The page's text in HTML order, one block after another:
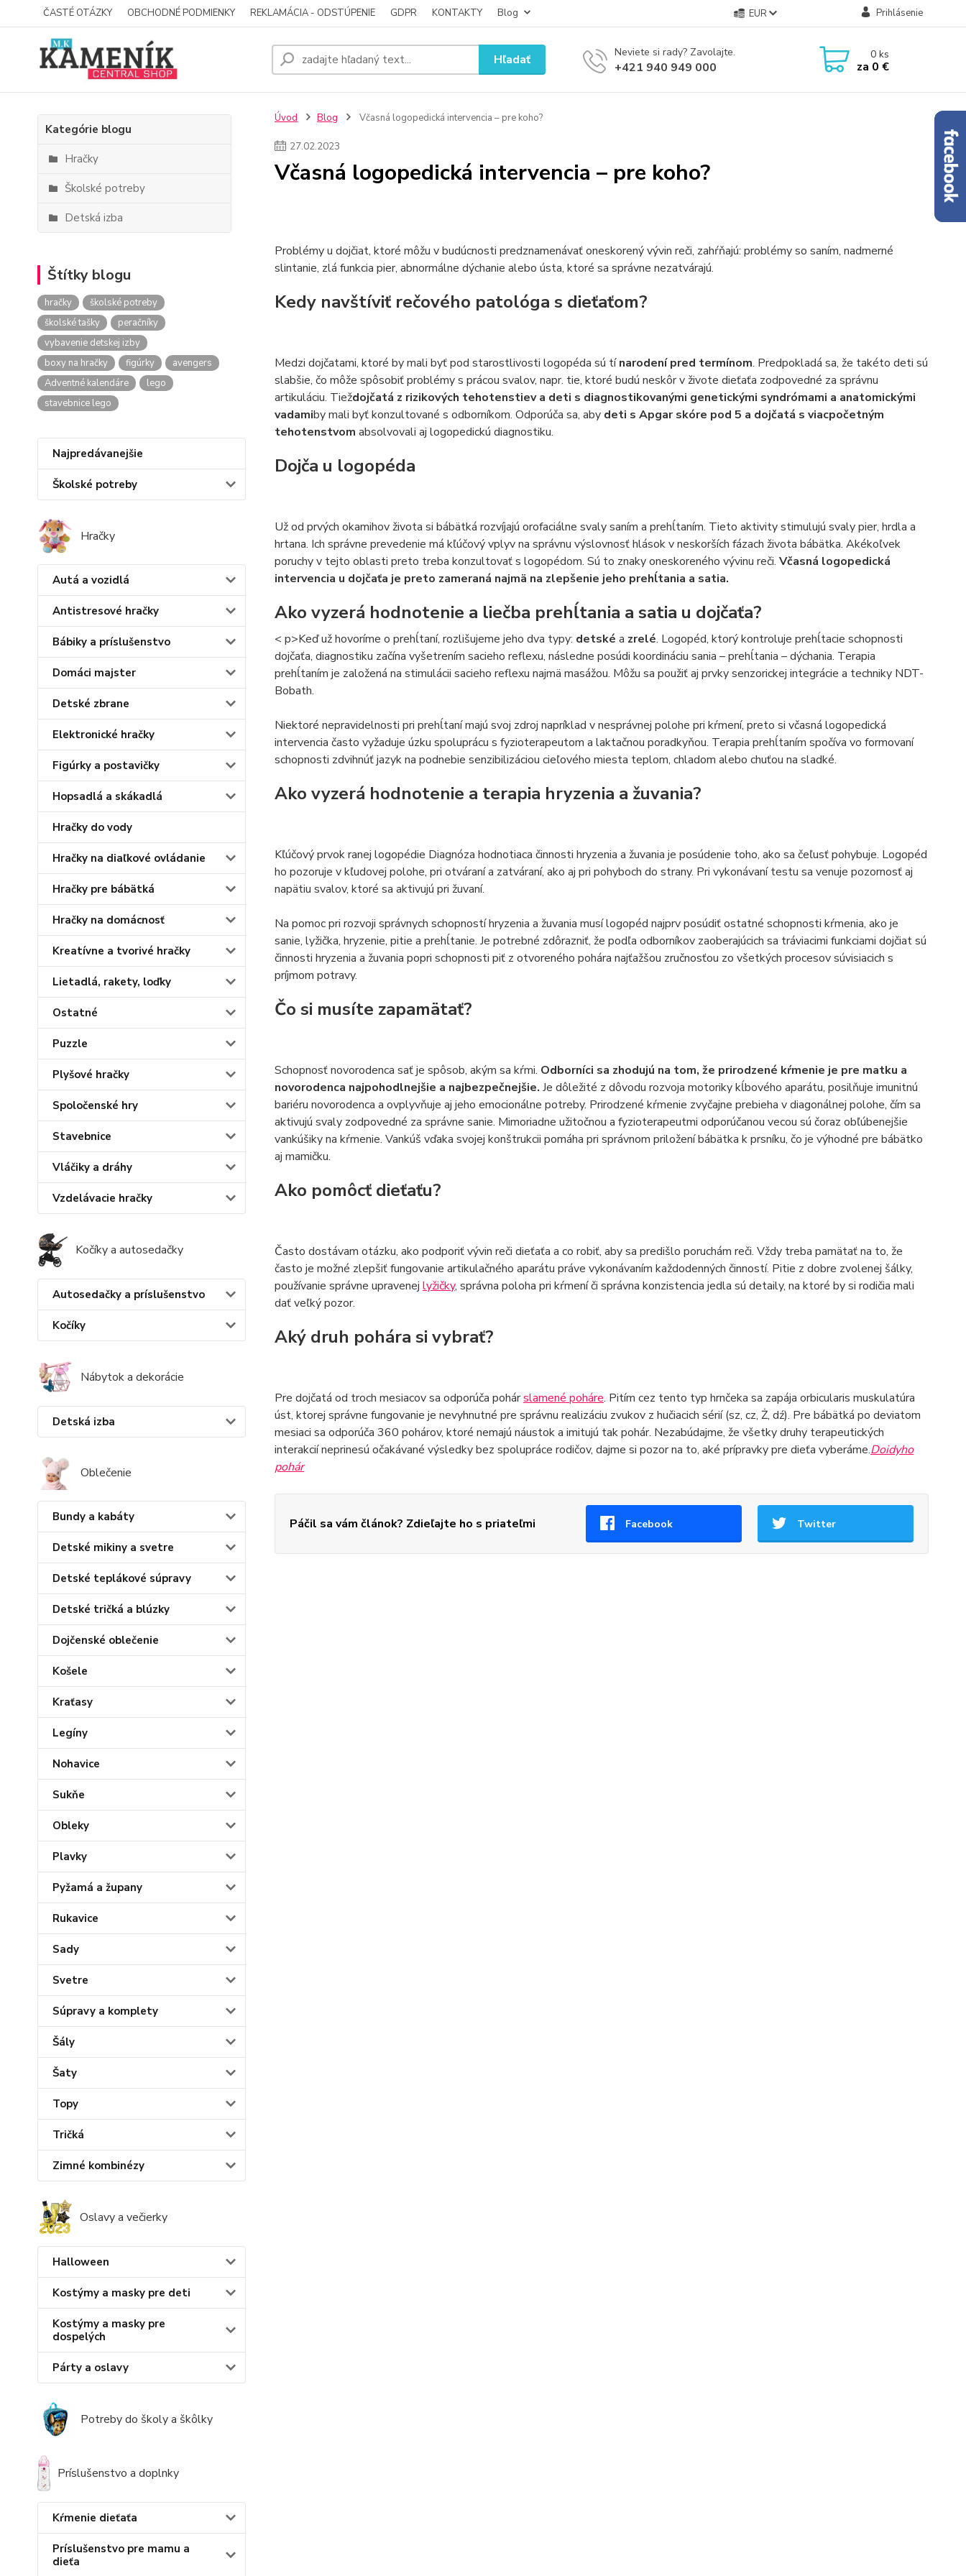
ČASTÉ OTÁZKY OBCHODNÉ PODMIENKY REKLAMÁCIA - ODSTÚPENIE GDPR KONTAKTY Blog EUR Prihlásenie
Hľadať Neviete si rady? Zavolajte.
+421 940 949 000
0ks
za 0 €
Kategórie blogu
Hračky
Školské potreby
Detská izba
Štítky blogu
hračky
školské potreby
školské tašky
peračníky
vybavenie detskej izby
boxy na hračky
figúrky
avengers
Adventné kalendáre
lego
stavebnice lego
Najpredávanejšie
Školské potreby
Hračky
Autá a vozidlá
Antistresové hračky
Bábiky a príslušenstvo
Domáci majster
Detské zbrane
Elektronické hračky
Figúrky a postavičky
Hopsadlá a skákadlá
Hračky do vody
Hračky na diaľkové ovládanie
Hračky pre bábätká
Hračky na domácnosť
Kreatívne a tvorivé hračky
Lietadlá, rakety, loďky
Ostatné
Puzzle
Plyšové hračky
Spoločenské hry
Stavebnice
Vláčiky a dráhy
Vzdelávacie hračky
Kočíky a autosedačky
Autosedačky a príslušenstvo
Kočíky
Nábytok a dekorácie
Detská izba
Oblečenie
Bundy a kabáty
Detské mikiny a svetre
Detské teplákové súpravy
Detské tričká a blúzky
Dojčenské oblečenie
Košele
Kraťasy
Legíny
Nohavice
Sukňe
Obleky
Plavky
Pyžamá a župany
Rukavice
Sady
Svetre
Súpravy a komplety
Šály
Šaty
Topy
Tričká
Zimné kombinézy
Oslavy a večierky
Halloween
Kostýmy a masky pre deti
Kostýmy a masky pre
dospelých
Párty a oslavy
Potreby do školy a škôlky
Príslušenstvo a doplnky
Kŕmenie dieťaťa
Príslušenstvo pre mamu a
dieťa
Úvod Blog Včasná logopedická intervencia – pre koho?
27.02.2023
Včasná logopedická intervencia – pre koho?
Problémy u dojčiat, ktoré môžu v budúcnosti predznamenávať oneskorený vývin reči, zahŕňajú: problémy so saním, nadmerné
slintanie, zlá funkcia pier, abnormálne dýchanie alebo ústa, ktoré sa správne nezatvárajú.
Kedy navštíviť rečového patológa s dieťaťom?
Medzi dojčatami, ktoré by mali byť pod starostlivosti logopéda sú tínarodení pred termínom. Predpokladá sa, že takéto deti sú
slabšie, čo môže spôsobiť problémy s prácou svalov, napr. tie, ktoré budú neskôr v živote dieťaťa zodpovedné za správnu
artikuláciu. Tieždojčatá z rizikových tehotenstiev a deti s diagnostikovanými genetickými syndrómami a anatomickými
vadamiby mali byť konzultované s odborníkom. Odporúča sa, aby deti s Apgar skóre pod 5 a dojčatá s viacpočetným
tehotenstvom absolvovali aj logopedickú diagnostiku.
Dojča u logopéda
Už od prvých okamihov života si bábätká rozvíjajú orofaciálne svaly saním a prehĺtaním. Tieto aktivity stimulujú svaly pier, hrdla a
hrtana. Ich správne prevedenie má kľúčový vplyv na správnu výslovnosť hlások v neskorších fázach života bábätka. Akékoľvek
poruchy v tejto oblasti preto treba konzultovať s logopédom. Sú to znaky oneskoreného vývinu reči. Včasná logopedická
intervencia u dojčaťa je preto zameraná najmä na zlepšenie jeho prehĺtania a satia.
Ako vyzerá hodnotenie a liečba prehĺtania a satia u dojčaťa?
< p>Keď už hovoríme o prehĺtaní, rozlišujeme jeho dva typy: detské a zrelé. Logopéd, ktorý kontroluje prehĺtacie schopnosti
dojčaťa, diagnostiku začína vyšetrením sacieho reflexu, následne posúdi koordináciu sania – prehĺtania – dýchania. Terapia
prehĺtaním je založená na stimulácii sacieho reflexu najmä masážou. Môžu sa použiť aj prvky senzorickej integrácie a techniky NDT-
Bobath.
Niektoré nepravidelnosti pri prehĺtaní majú svoj zdroj napríklad v nesprávnej polohe pri kŕmení, preto si včasná logopedická
intervencia často vyžaduje úzku spoluprácu s fyzioterapeutom a laktačnou poradkyňou. Terapia prehĺtaním spočíva vo formovaní
schopnosti zdvihnúť jazyk na podnebie senzibilizáciou cieľového miesta teplom, chladom alebo chuťou na sladké.
Ako vyzerá hodnotenie a terapia hryzenia a žuvania?
Kľúčový prvok ranej logopédie Diagnóza hodnotiaca činnosti hryzenia a žuvania je posúdenie toho, ako sa čeľusť pohybuje. Logopéd
ho pozoruje v kľudovej polohe, pri otváraní a zatváraní, ako aj pri pohyboch do strany. Pri vykonávaní testu sa venuje pozornosť aj
napätiu svalov, ktoré sa aktivujú pri žuvaní.
Na pomoc pri rozvoji správnych schopností hryzenia a žuvania musí logopéd najprv posúdiť ostatné schopnosti kŕmenia, ako je
sanie, lyžička, hryzenie, pitie a prehĺtanie. Je potrebné zdôrazniť, že podľa odborníkov zaoberajúcich sa tráviacimi funkciami dojčiat sú
činnosti hryzenia a žuvania popri schopnosti piť z otvoreného pohára najťažšou zručnosťou zo všetkých procesov súvisiacich s
príjmom potravy.
Čo si musíte zapamätať?
Schopnosť novorodenca sať je spôsob, akým sa kŕmi. Odborníci sa zhodujú na tom, že prirodzené kŕmenie je pre matku a
novorodenca najpohodlnejšie a najbezpečnejšie. Je dôležité z dôvodu rozvoja motoriky kĺbového aparátu, posilňuje imunitnú
bariéru novorodenca a ovplyvňuje aj jeho emocionálne potreby. Prirodzené kŕmenie zvyčajne prebieha v diagonálnej polohe, čím sa
aktivujú svaly zodpovedné za správne sanie. Mimoriadne užitočnou a fyzioterapeutmi odporúčanou vecou sú čoraz obľúbenejšie
vankúšiky na kŕmenie. Vankúš vďaka svojej konštrukcii pomáha pri správnom priložení bábätka k prsníku, čo je výhodné pre bábätko
aj mamičku.
Ako pomôcť dieťaťu?
Často dostávam otázku, ako podporiť vývin reči dieťaťa a co robiť, aby sa predišlo poruchám reči. Vždy treba pamätať na to, že
často je možné zlepšiť fungovanie artikulačného aparátu práve vykonávaním každodenných činností. Pitie z dobre zvolenej šálky,
používanie správne upravenej lyžičky, správna poloha pri kŕmení či správna konzistencia jedla sú detaily, na ktoré by si rodičia mali
dať veľký pozor.
Aký druh pohára si vybrať?
Pre dojčatá od troch mesiacov sa odporúča pohárslamené poháre. Pitím cez tento typ hrnčeka sa zapája orbicularis muskulatúra
úst, ktorej správne fungovanie je nevyhnutné pre správnu realizáciu zvukov z hučiacich sérií (sz, cz, Ż, dź). Pre bábätká po deviatom
mesiaci sa odporúča 360 pohárov, ktoré nemajú náustok a imitujú tak pohár. Nezabúdajme, že všetky druhy terapeutických
interakcií neprinesú očakávané výsledky bez spolupráce rodičov, dajme si pozor na to, aké prípravky pre dieťa vyberáme.Doidyho
pohár
Páčil sa vám článok? Zdieľajte ho s priateľmi Facebook Twitter